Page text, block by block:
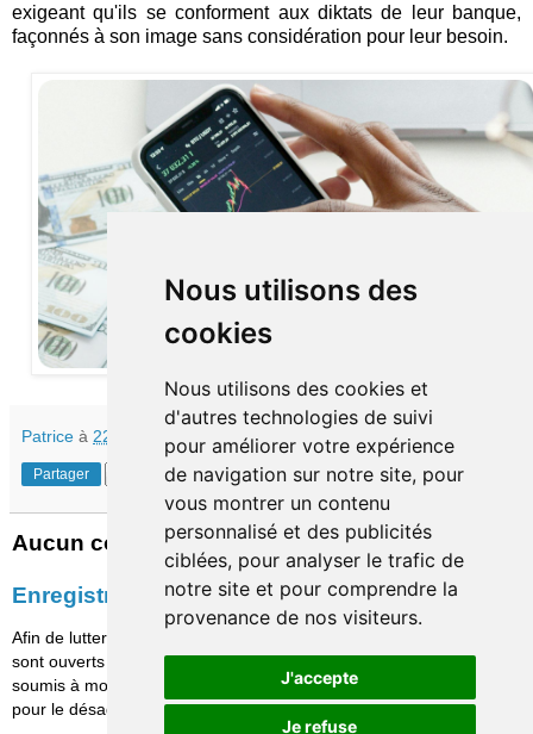
Nous utilisons des
cookies
Nous utilisons des cookies et
d'autres technologies de suivi
pour améliorer votre expérience
de navigation sur notre site, pour
vous montrer un contenu
personnalisé et des publicités
ciblées, pour analyser le trafic de
notre site et pour comprendre la
provenance de nos visiteurs.
J'accepte
Je refuse
exigeant qu'ils se conforment aux diktats de leur banque,
façonnés à son image sans considération pour leur besoin.
Patrice à 22:18
Partager
Aucun commentaire:
Enregistrer un commentaire
Afin de lutter contre le spam, les commentaires ne
sont ouverts qu'aux personnes identifiées et sont
soumis à modération (je suis sincèrement désolé
pour le désagrément causé…)